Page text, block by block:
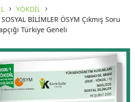
YÖKDİL
BİLİMLER ÖSYM Çıkmış Soru
Türkiye Geneli